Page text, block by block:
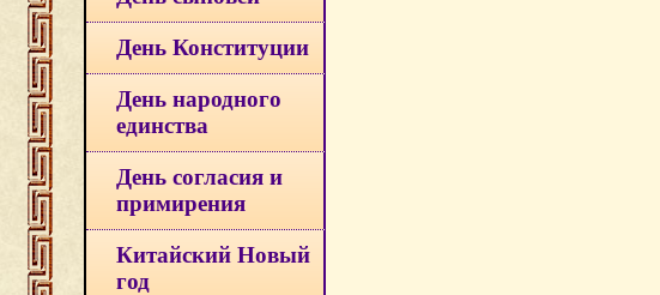
День Конституции
День народного
единства
День согласия и
примирения
Китайский Новый
год